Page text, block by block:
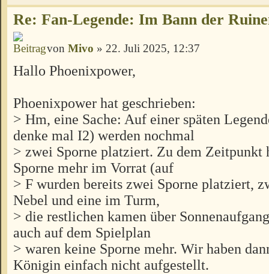
Re: Fan-Legende: Im Bann der
von Mivo » 22. Juli 2025, 12:37
Hallo Phoenixpower,
Phoenixpower hat geschrieben:
> Hm, eine Sache: Auf einer späten
denke mal I2) werden nochmal
> zwei Sporne platziert. Zu dem Zeitpunkt
Sporne mehr im Vorrat (auf
> F wurden bereits zwei Sporne platziert,
Nebel und eine im Turm,
> die restlichen kamen über
auch auf dem Spielplan
> waren keine Sporne mehr. Wir haben
Königin einfach nicht aufgestellt.